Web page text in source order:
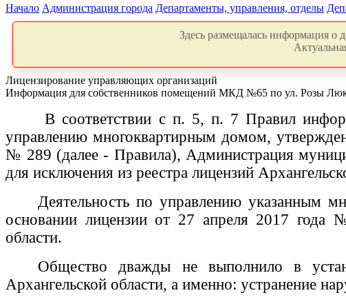
Начало Администрация города Департаменты, управления, отделы
Здесь размещалась информация о
Лицензирование управляющих организаций
Информация для собственников помещений МКД №65 по ул. Розы
В соответствии с п. 5, п. 7 Правил
управлению многоквартирным домом,
№ 289 (далее - Правила), Администрация
для исключения из реестра лицензий
Деятельность по управлению указанным
основании лицензии от 27 апреля 2017
области.
Общество дважды не выполнило в
Архангельской области, а именно: устранение